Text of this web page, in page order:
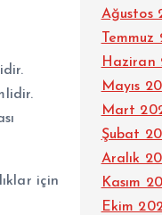
için
Ağustos
Haziran
Mayıs
Mart
Şubat
Aralık
Kasım
Ekim